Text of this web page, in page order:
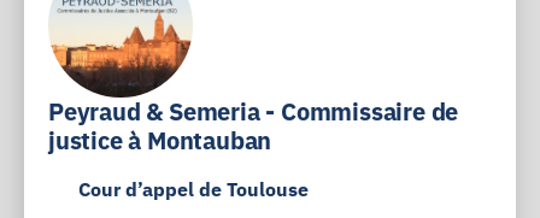
Peyraud & Semeria - Commissaire de
justice à Montauban
Cour d’appel de Toulouse